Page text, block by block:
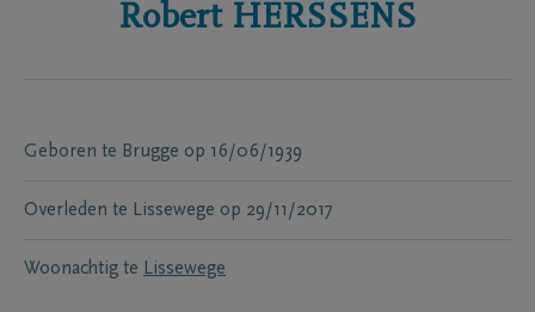
Robert HERSSENS
Geboren te Brugge op 16/06/1939
Overleden te Lissewege op 29/11/2017
Woonachtig te Lissewege